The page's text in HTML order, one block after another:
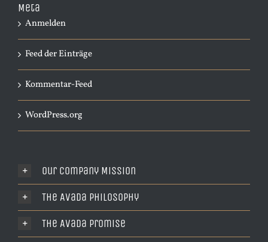
Meta
Anmelden
Feed der Einträge
Kommentar-Feed
WordPress.org
Our Company Mission
The Avada Philosophy
The Avada Promise